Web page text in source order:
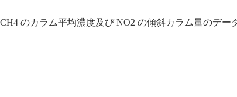
のカラム平均濃度及び NO2 の傾斜カラム量のデー